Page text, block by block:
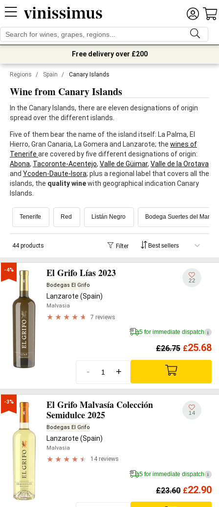
Free delivery over £200
Regions / Spain / Canary Islands
Wine from Canary Islands
In the Canary Islands, there are eleven designations of origin
spread over the different islands.
Five of them bear the name of the island itself: La Palma, El
Hierro, Gran Canaria, La Gomera and Lanzarote; the wines of
Tenerife are covered by five different designations of origin:
Abona, Tacoronte-Acentejo, Valle de Güimar, Valle de la Orotava
and Ycoden-Daute-Isora; plus a regional label that covers all the
islands, the quality winewith geographical indication Canary
Islands.
Tenerife Red Listán Negro Bodega Suertes del
44 products Filter
-4% El Grifo Lías 2023
Bodegas El Grifo
Lanzarote (Spain)
Malvasia
7 reviews
22
5 for immediate dispatch i
£26.75 £25.68
- +
-3%
El Grifo Malvasía Colección
Semidulce 2025
Bodegas El Grifo
Lanzarote (Spain)
Malvasia
14 reviews
14
5 for immediate dispatch i
£23.60 £22.90